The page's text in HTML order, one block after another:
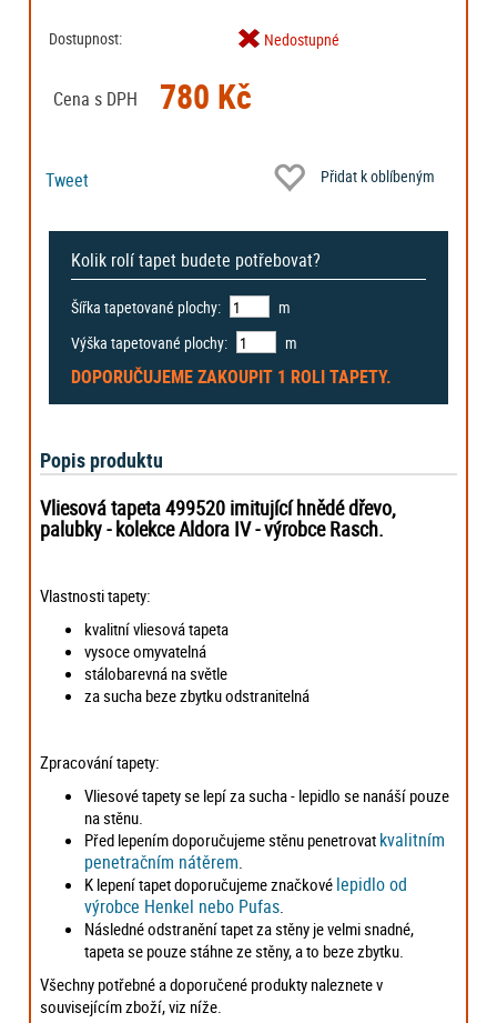
Dostupnost: Nedostupné
Cena s DPH 780 Kč
Tweet Přidat k oblíbeným
Kolik rolí tapet budete potřebovat?
Šířka tapetované plochy:
m
Výška tapetované plochy:
m
DOPORUČUJEME ZAKOUPIT 1 ROLITAPETY.
Popis produktu
Vliesová tapeta 499520 imitující hnědé dřevo,
palubky- kolekce Aldora IV -výrobce Rasch.
Vlastnosti tapety:
kvalitní vliesová tapeta
vysoce omyvatelná
stálobarevná na světle
za sucha beze zbytku odstranitelná
Zpracování tapety:
Vliesové tapety se lepí za sucha - lepidlo se nanáší pouze
na stěnu.
Před lepením doporučujeme stěnu penetrovat kvalitním
penetračním nátěrem
K lepení tapet doporučujeme značkové lepidlo od
výrobce Henkel nebo Pufas
Následné odstranění tapet za stěny je velmi snadné,
tapeta se pouze stáhne ze stěny, a to beze zbytku.
Všechny potřebné a doporučené produkty naleznete v
souvisejícím zboží, viz níže.